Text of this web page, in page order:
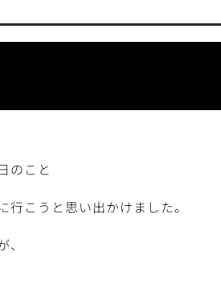
のこと
こうと思い出かけました。
、